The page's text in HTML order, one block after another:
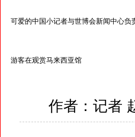
可爱的中国小记者与世博会新闻中心负
游客在观赏马来西亚馆
作者：记者